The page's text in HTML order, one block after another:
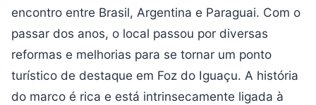
encontro entre Brasil, Argentina e Paraguai. Com o
passar dos anos, o local passou por diversas
reformas e melhorias para se tornar um ponto
turístico de destaque em Foz do Iguaçu. A história
do marco é rica e está intrinsecamente ligada à